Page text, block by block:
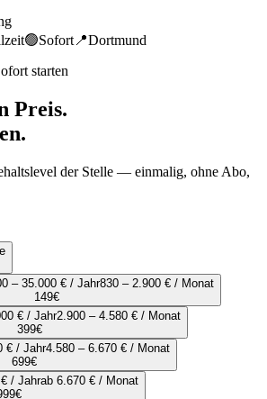
🟢Sofort 📍Dortmund
starten
Preis.
der Stelle — einmalig, ohne Abo,
– 35.000 € / Jahr830 – 2.900 € / Monat
149€
€ / Jahr2.900 – 4.580 € / Monat
399€
€ / Jahr4.580 – 6.670 € / Monat
699€
/ Jahrab 6.670 € / Monat
€